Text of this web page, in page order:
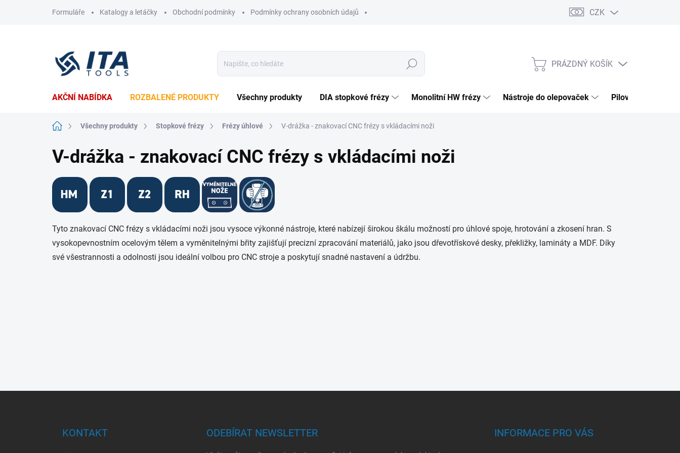
Formuláře Katalogy a letáčky Obchodní podmínky Podmínky ochrany osobních údajů CZK
Hledat
NÁKUPNÍ
PRÁZDNÝ KOŠÍK
AKČNÍ NABÍDKA ROZBALENÉ PRODUKTY Všechny produkty DIA stopkové frézy Monolitní HW frézy Nástroje do olepovaček Pilové kotouče
Domů Všechny produkty Stopkové frézy Frézy úhlové V-drážka - znakovací CNC frézy s vkládacími noži
V-drážka - znakovací CNC frézy s vkládacími noži
Tyto znakovací CNC frézy s vkládacími noži jsou vysoce výkonné nástroje, které nabízejí širokou škálu možností pro úhlové spoje, hrotování a zkosení hran. S
vysokopevnostním ocelovým tělem a vyměnitelnými břity zajišťují precizní zpracování materiálů, jako jsou dřevotřískové desky, překližky, lamináty a MDF. Díky
své všestrannosti a odolnosti jsou ideální volbou pro CNC stroje a poskytují snadné nastavení a údržbu.
KONTAKT ODEBÍRAT NEWSLETTER INFORMACE PRO VÁS